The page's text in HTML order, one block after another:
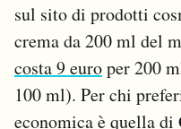
sul sito di prodotti
crema da 200 ml del
costa 9 europer 200
100 ml). Per chi
economica èquella di